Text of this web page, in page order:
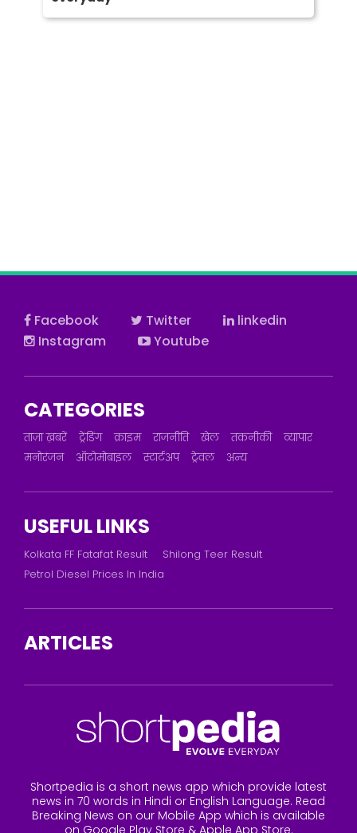
Facebook Twitter
linkedin
Instagram
Youtube
CATEGORIES
ताज़ा ख़बरें ट्रेंडिंग क्राइम राजनीति खेल तकनीकी
व्यापार
मनोरंजन
ऑटोमोबाइल स्टार्टअप ट्रेवल अन्य
USEFUL LINKS
Kolkata FF Fatafat Result
Shilong Teer Result
Petrol Diesel Prices In India
ARTICLES
Shortpedia is a short news app which provide latest
news in 70 words in Hindi or English Language. Read
Breaking News on our Mobile App which is available